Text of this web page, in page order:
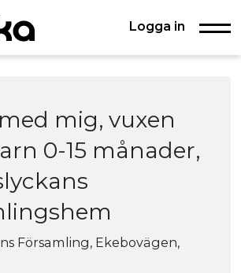
Logga in
mig, vuxen
0-15 månader,
Församling, Ekebovägen,